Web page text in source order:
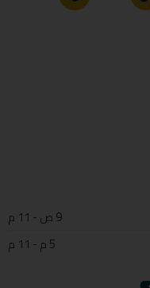
9 ص - 11 م
5 م - 11 م